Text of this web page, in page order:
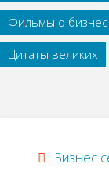
Фильмы о
Цитаты великих
Бизнес